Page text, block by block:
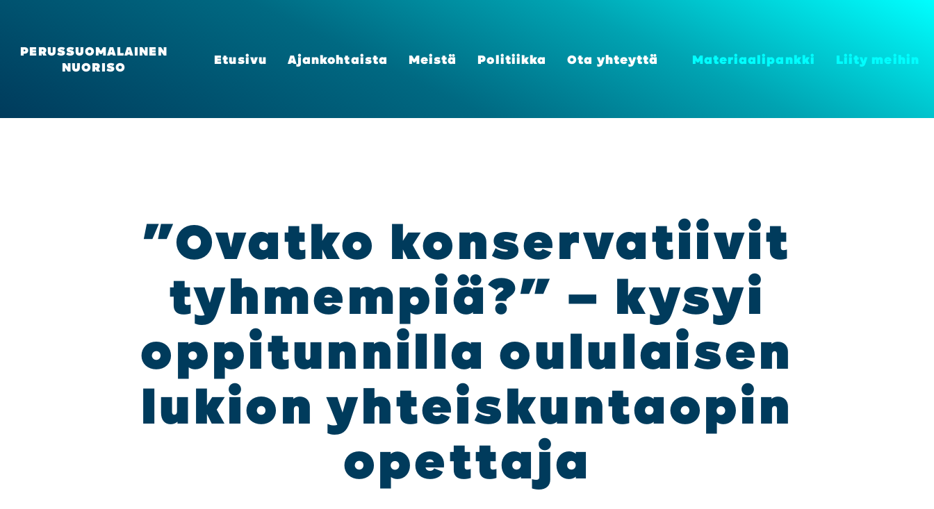
PERUSSUOMALAINEN
NUORISO
Etusi­vu Ajan­koh­tais­ta Meis­tä Poli­tiik­ka Ota yhteyt­tä Mate­ri­aa­li­pank­ki Lii­ty mei­hin
”Ovat­ko kon­ser­va­tii­vit
tyh­mem­piä?” – kysyi
oppi­tun­nil­la oulu­lai­sen
lukion yhteis­kun­tao­pin
opet­ta­ja